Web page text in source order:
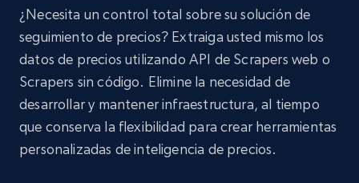
¿Necesita un control total sobre su solución de
seguimiento de precios? Extraiga usted mismo los
datos de precios utilizando API de Scrapers web o
Scrapers sin código. Elimine la necesidad de
desarrollar y mantener infraestructura, al tiempo
que conserva la flexibilidad para crear herramientas
personalizadas de inteligencia de precios.